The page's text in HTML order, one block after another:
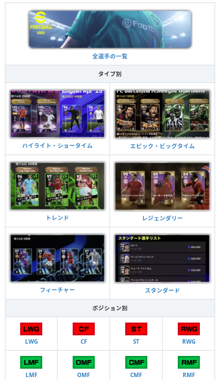
全選手の一覧
タイプ別
ハイライト・ショータイム エピック・ビッグタイム
トレンド レジェンダリー
フィーチャー スタンダード
ポジション別
LWG CF ST RWG
LMF OMF CMF RMF